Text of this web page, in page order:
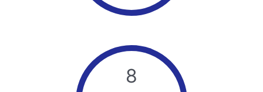
8